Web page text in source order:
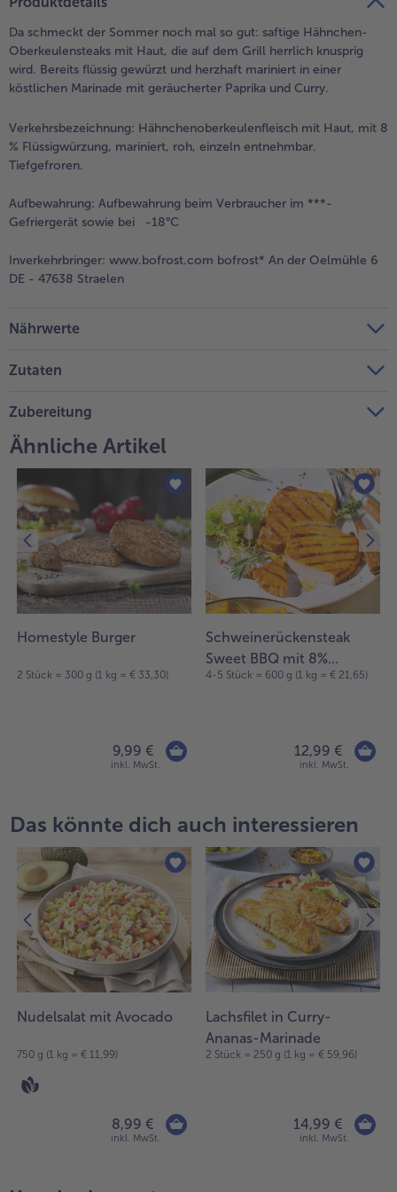
Weiterempfehlen &
Da schmeckt der Sommer noch mal so gut: saftige Hähnchen-
Oberkeulensteaks mit Haut, die auf dem Grill herrlich knusprig
wird. Bereits flüssig gewürzt und herzhaft mariniert in einer
köstlichen Marinade mit geräucherter Paprika und Curry.
Verkehrsbezeichnung: Hähnchenoberkeulenfleisch mit Haut, mit 8
% Flüssigwürzung, mariniert, roh, einzeln entnehmbar.
Tiefgefroren.
Aufbewahrung: Aufbewahrung beim Verbraucher im ***-
Gefriergerät sowie bei -18°C
Inverkehrbringer: www.bofrost.com bofrost* An der Oelmühle 6
DE - 47638 Straelen
Nährwerte
Zutaten
Zubereitung
Ähnliche Artikel
Homestyle Burger
2 Stück = 300 g (1 kg = € 33,30)
9,99 €
inkl. MwSt.
Schweinerückensteak
Sweet BBQ mit 8%
Flüssigwürzung
4-5 Stück = 600 g (1 kg = € 21,65)
12,99 €
inkl. MwSt.
Das könnte dich auch interessieren
Nudelsalat mit Avocado
750 g (1 kg = € 11,99)
8,99 €
inkl. MwSt.
Lachsfilet in Curry-
Ananas-Marinade
2 Stück = 250 g (1 kg = € 59,96)
14,99 €
inkl. MwSt.